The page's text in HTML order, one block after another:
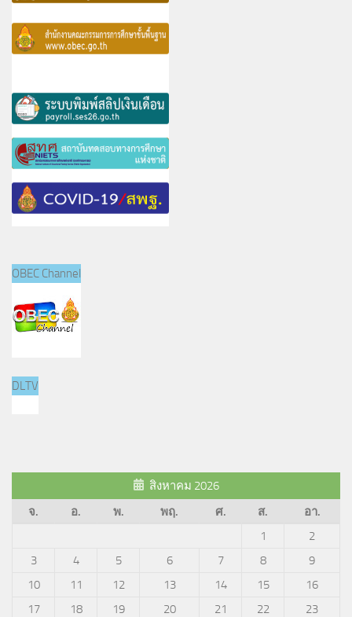
OBEC Channel
DLTV
สิงหาคม 2026
จ.
อ. พ. พฤ. ศ. ส.
อา.
1
2
3
4 5 6 7 8
9
10
11 12 13 14 15
16
17
18 19 20 21 22 23